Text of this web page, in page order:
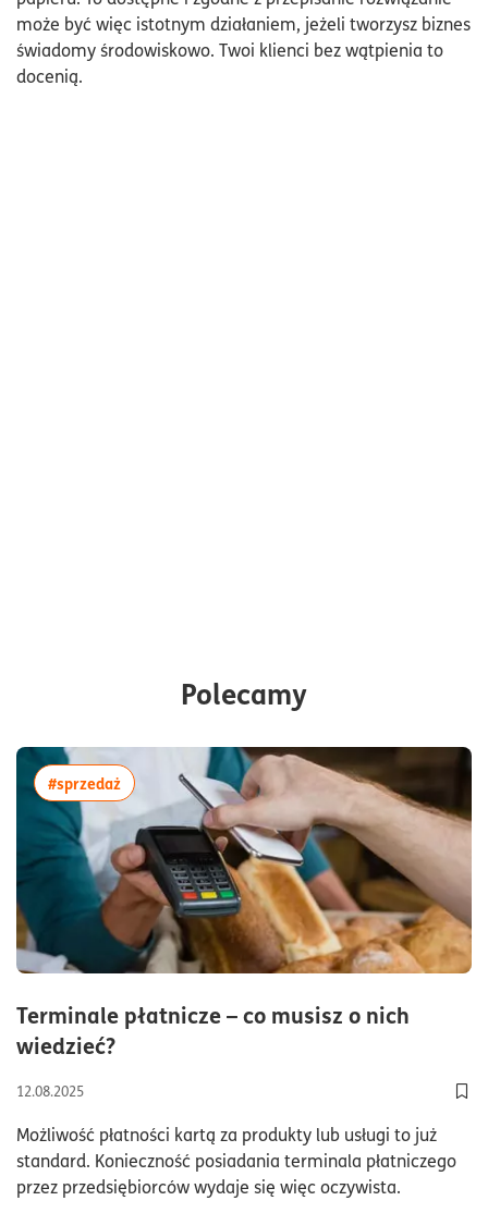
może być więc istotnym działaniem, jeżeli tworzysz biznes
świadomy środowiskowo. Twoi klienci bez wątpienia to
docenią.
Polecamy
Terminale płatnicze – co musisz o nich
wiedzieć?czas czytania4minuty
12.08.2025
Możliwość płatności kartą za produkty lub usługi to już
standard. Konieczność posiadania terminala płatniczego
przez przedsiębiorców wydaje się więc oczywista.
#sprzedażwięcej artykułów z tagiem:#sprzedaż